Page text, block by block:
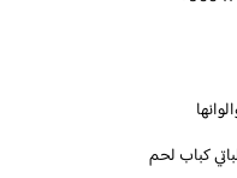
كباب لحم